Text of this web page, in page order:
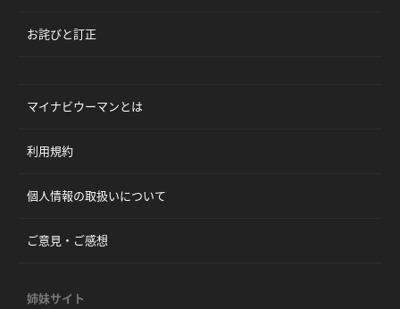
お詫びと訂正
マイナビウーマンとは
利用規約
個人情報の取扱いについて
ご意見・ご感想
姉妹サイト